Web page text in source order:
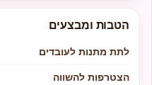
הטבות ומבצעים
לתת מתנות לעובדים
הצטרפות להשווה